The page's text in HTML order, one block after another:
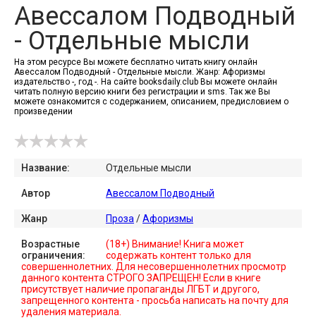
Авессалом Подводный
- Отдельные мысли
На этом ресурсе Вы можете бесплатно читать книгу онлайн
Авессалом Подводный - Отдельные мысли. Жанр: Афоризмы
издательство -, год -. На сайте booksdaily.club Вы можете онлайн
читать полную версию книги без регистрации и sms. Так же Вы
можете ознакомится с содержанием, описанием, предисловием о
произведении
Название: Отдельные мысли
Автор Авессалом Подводный
Жанр Проза /Афоризмы
Возрастные
ограничения:
(18+) Внимание! Книга может
содержать контент только для
совершеннолетних. Для несовершеннолетних просмотр
данного контента СТРОГО ЗАПРЕЩЕН! Если в книге
присутствует наличие пропаганды ЛГБТ и другого,
запрещенного контента - просьба написать на почту для
удаления материала.